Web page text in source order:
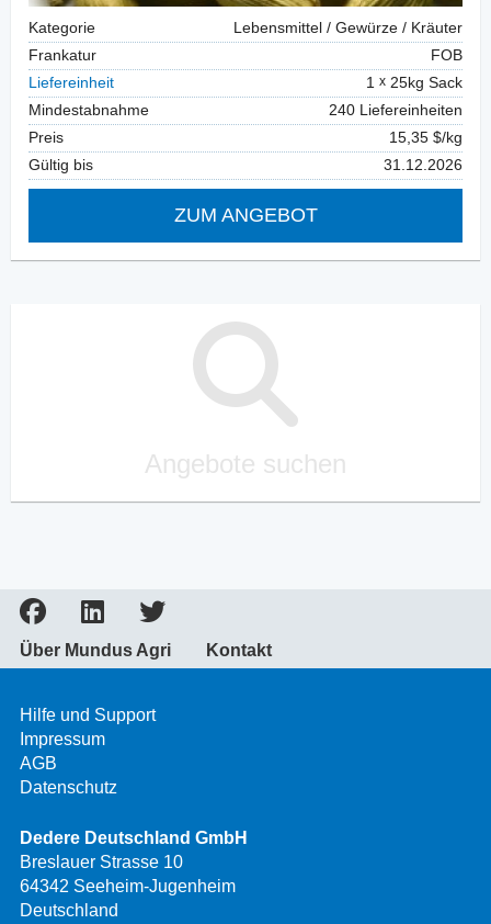
Kategorie
Lebensmittel / Gewürze / Kräuter
Frankatur
FOB
Liefereinheit
1
25kg Sack
Mindestabnahme
240 Liefereinheiten
Preis
15,35 $/kg
Gültig bis
31.12.2026
ZUM ANGEBOT
Angebote suchen
Über Mundus Agri Kontakt
Hilfe und Support
Impressum
AGB
Datenschutz
Dedere Deutschland GmbH
Breslauer Strasse 10
64342 Seeheim-Jugenheim
Deutschland